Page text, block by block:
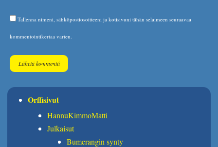
Tallenna nimeni, sähköpostiosoitteeni ja kotisivuni tähän selaimeen seuraavaa
kommentointikertaa varten.
Orffisivut
HannuKimmoMatti
Julkaisut
Bumerangin synty